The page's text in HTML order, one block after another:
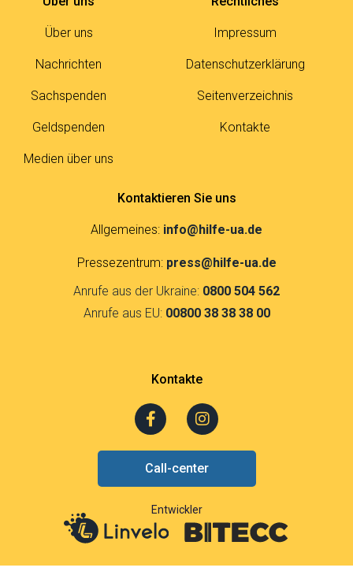
Über uns
Nachrichten
Sachspenden
Geldspenden
Medien über uns
Impressum
Datenschutzerklärung
Seitenverzeichnis
Kontakte
Kontaktieren Sie uns
Allgemeines: info@hilfe-ua.de
Pressezentrum: press@hilfe-ua.de
Anrufe aus der Ukraine: 0800 504 562
Anrufe aus EU: 00800 38 38 38 00
Kontakte
F
a
b
o
o
k
-
I
n
a
g
r
a
m
Call-center
Entwickler